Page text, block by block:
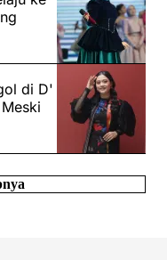
di D'